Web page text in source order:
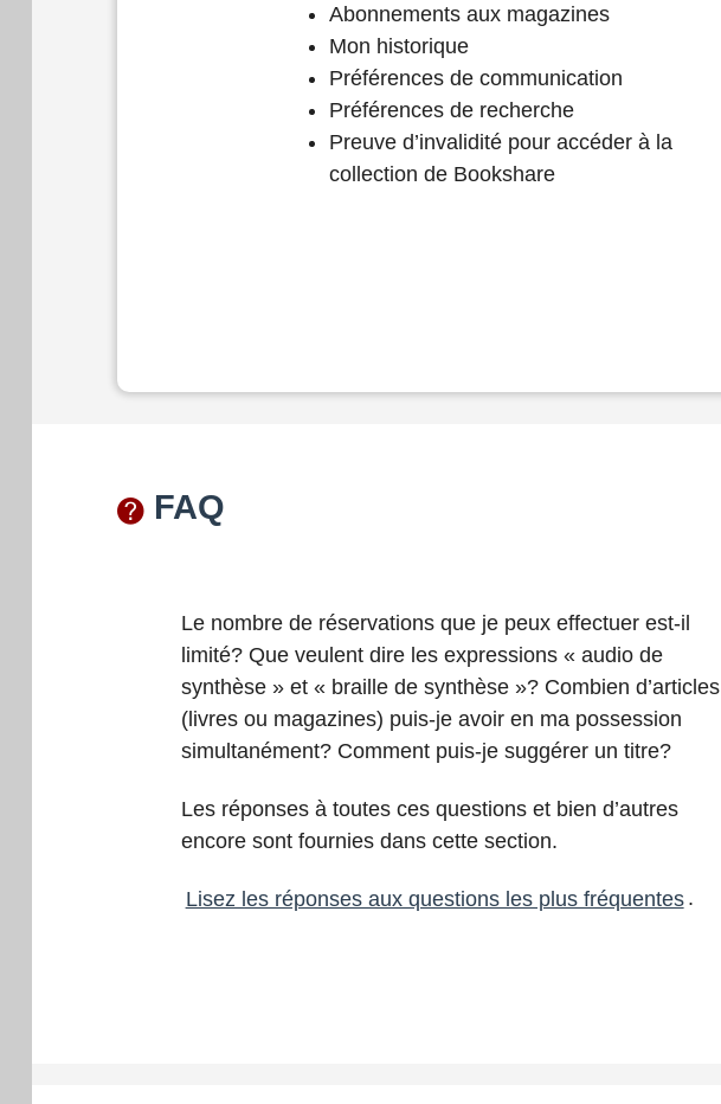
Abonnements aux magazines
Mon historique
Préférences de communication
Préférences de recherche
Preuve d’invalidité pour accéder à la
collection de Bookshare
FAQ
Le nombre de réservations que je peux effectuer est-il
limité? Que veulent dire les expressions « audio de
synthèse » et « braille de synthèse »? Combien d’articles
(livres ou magazines) puis-je avoir en ma possession
simultanément? Comment puis-je suggérer un titre?
Les réponses à toutes ces questions et bien d’autres
encore sont fournies dans cette section.
Lisez les réponses aux questions les plus fréquentes .